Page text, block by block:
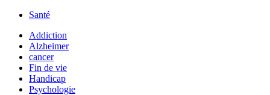
Santé
Addiction
Alzheimer
cancer
Fin de vie
Handicap
Psychologie